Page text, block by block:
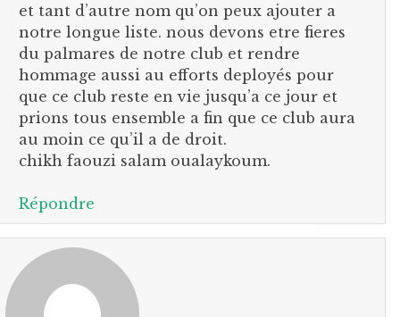
et tant d’autre nom qu’on peux ajouter a
notre longue liste. nous devons etre fieres
du palmares de notre club et rendre
hommage aussi au efforts deployés pour
que ce club reste en vie jusqu’a ce jour et
prions tous ensemble a fin que ce club aura
au moin ce qu’il a de droit.
chikh faouzi salam oualaykoum.
Répondre